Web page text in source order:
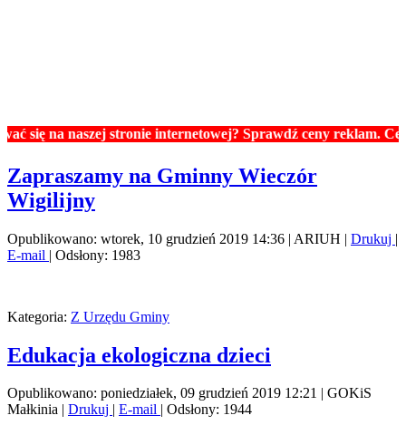
internetowej? Sprawdź ceny reklam. Cennik znajdziesz w
Zapraszamy na Gminny Wieczór
Wigilijny
Opublikowano: wtorek, 10 grudzień 2019 14:36 | ARIUH | Drukuj |
E-mail | Odsłony: 1983
Kategoria: Z Urzędu Gminy
Edukacja ekologiczna dzieci
Opublikowano: poniedziałek, 09 grudzień 2019 12:21 | GOKiS
Małkinia | Drukuj | E-mail | Odsłony: 1944